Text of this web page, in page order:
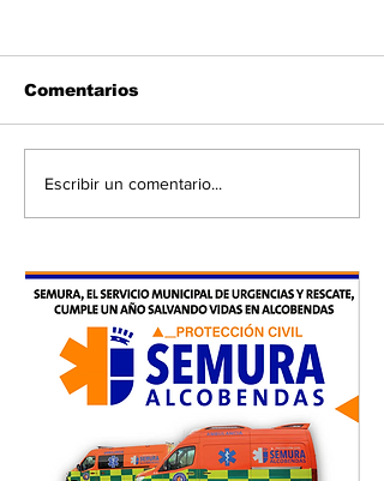
Comentarios
Escribir un comentario...